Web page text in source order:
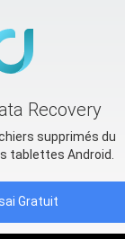
Recovery
supprimés du
tablettes Android.
Gratuit